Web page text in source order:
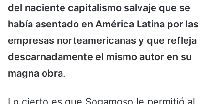
del naciente capitalismo salvaje que se
había asentado en América Latina por las
empresas norteamericanas y que refleja
descarnadamente el mismo autor en su
magna obra.
Lo cierto es que Sogamoso le permitió al